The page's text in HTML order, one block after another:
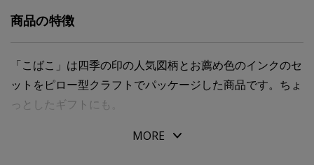
商品の特徴
「こばこ」は四季の印の人気図柄とお薦め色のインクのセ
ットをピロー型クラフトでパッケージした商品です。ちょ
っとしたギフトにも。
MORE